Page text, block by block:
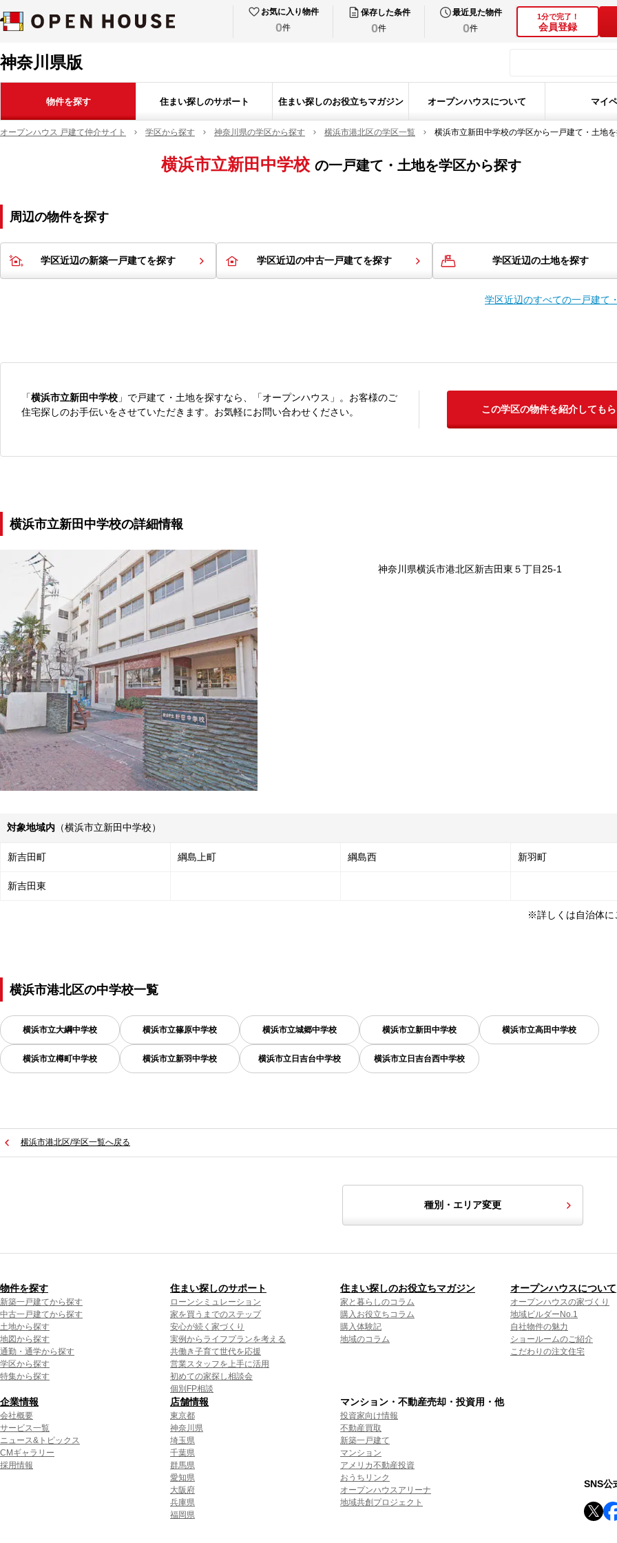
お気に入り物件
0件
保存した条件
0件
最近見た物件
0件
1分で完了！
会員登録
神奈川県版
物件を探す 住まい探しのサポート 住まい探しのお役立ちマガジン オープンハウスについて マイ
オープンハウス 戸建て仲介サイト 学区から探す 神奈川県の学区から探す 横浜市港北区の学区一覧 横浜市立新田中学校の学区から一戸建て・土地
横浜市立新田中学校 の一戸建て・土地を学区から探す
周辺の物件を探す
学区近辺の新築一戸建てを探す 学区近辺の中古一戸建てを探す 学区近辺の土地を探す
学区近辺のすべての一戸建て
「横浜市立新田中学校 」で戸建て・土地を探すなら、「オープンハウス」。お客様のご
住宅探しのお手伝いをさせていただきます。お気軽にお問い合わせください。
この学区の物件を紹介しても
横浜市立新田中学校の詳細情報
神奈川県横浜市港北区新吉田東５丁目25-1
対象地域内 （横浜市立新田中学校）
新吉田町 綱島上町 綱島西 新羽町
新吉田東
※詳しくは自治体に
横浜市港北区の中学校一覧
横浜市立大綱中学校 横浜市立篠原中学校 横浜市立城郷中学校 横浜市立新田中学校 横浜市立高田中学校
横浜市立樽町中学校 横浜市立新羽中学校 横浜市立日吉台中学校 横浜市立日吉台西中学校
横浜市港北区/学区一覧へ戻る
種別・エリア変更
物件を探す
新築一戸建てから探す
中古一戸建てから探す
土地から探す
地図から探す
通勤・通学から探す
学区から探す
特集から探す
住まい探しのサポート
ローンシミュレーション
家を買うまでのステップ
安心が続く家づくり
実例からライフプランを考える
共働き子育て世代を応援
営業スタッフを上手に活用
初めての家探し相談会
個別FP相談
住まい探しのお役立ちマガジン
家と暮らしのコラム
購入お役立ちコラム
購入体験記
地域のコラム
オープンハウスについて
オープンハウスの家づくり
地域ビルダーNo.1
自社物件の魅力
ショールームのご紹介
こだわりの注文住宅
企業情報
会社概要
サービス一覧
ニュース&トピックス
CMギャラリー
採用情報
店舗情報
東京都
神奈川県
埼玉県
千葉県
群馬県
愛知県
大阪府
兵庫県
福岡県
マンション・不動産売却・投資用・他
投資家向け情報
不動産買取
新築一戸建て
マンション
アメリカ不動産投資
おうちリンク
オープンハウスアリーナ
地域共創プロジェクト
SNS公